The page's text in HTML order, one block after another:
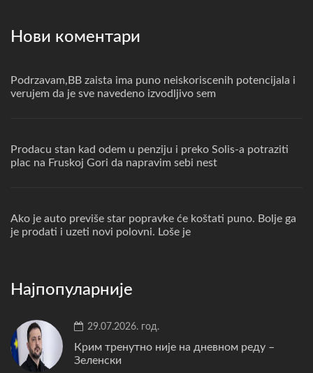
Нови коментари
Podrzavam,BB zaista ima puno neiskoriscenih potencijala i
verujem da je sve navedeno izvodljivo sem
Prodacu stan kad odem u penziju i preko Solis-a potraziti
plac na Fruskoj Gori da napravim sebi nest
Ako je auto previše star popravke će koštati puno. Bolje ga
je prodati i uzeti novi polovni. Loše je
Најпопуларније
29.07.2026. год.
Крим тренутно није на дневном реду –
Зеленски